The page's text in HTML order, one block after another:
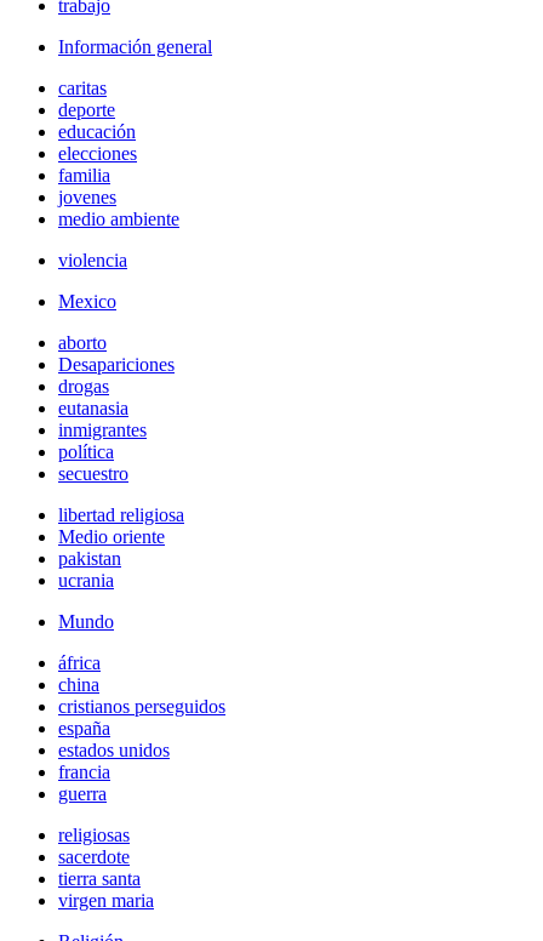
trabajo
Información general
caritas
deporte
educación
elecciones
familia
jovenes
medio ambiente
violencia
Mexico
aborto
Desapariciones
drogas
eutanasia
inmigrantes
política
secuestro
libertad religiosa
Medio oriente
pakistan
ucrania
Mundo
áfrica
china
cristianos perseguidos
españa
estados unidos
francia
guerra
religiosas
sacerdote
tierra santa
virgen maria